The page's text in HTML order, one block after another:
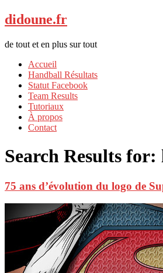
didoune.fr
de tout et en plus sur tout
Accueil
Handball Résultats
Statut Facebook
Team Results
Tutoriaux
À propos
Contact
Search Results for:
75 ans d’évolution du logo de